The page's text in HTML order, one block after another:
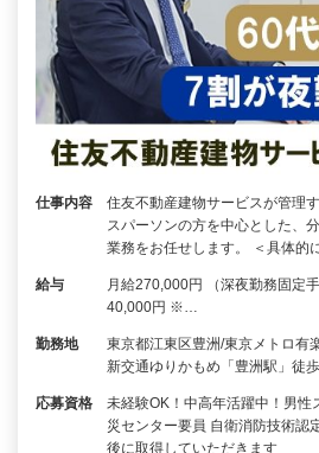
仕事内容
住友不動産建物サービスが管理
スパーソンの方を中心とした、
業務をお任せします。 ＜具体的
給与
月給270,000円 （深夜勤務固定
40,000円 ※…
勤務地
東京都江東区豊洲/東京メトロ有
新交通ゆりかもめ「豊洲駅」徒
応募資格
未経験OK！中高年活躍中！男性
災センター要員 自衛消防技術
後に取得していただきます